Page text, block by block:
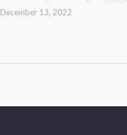
December 13, 2022